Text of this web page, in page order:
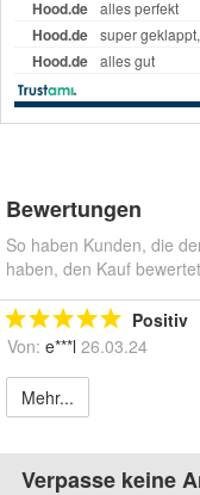
Bewertungen
So haben Kunden, die
haben, den Kauf
Positiv
Von: e***l 26.03.24
Mehr...
Verpasse keine